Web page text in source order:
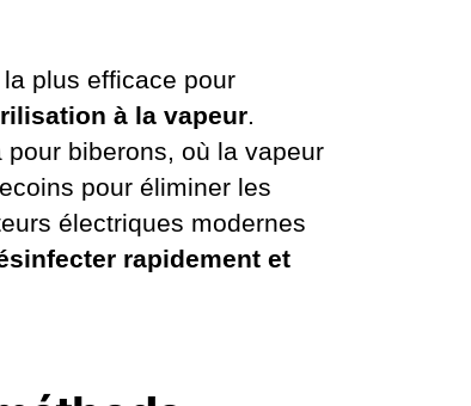
plus efficace pour
à la vapeur.
biberons, où la vapeur
pour éliminer les
électriques modernes
rapidement et